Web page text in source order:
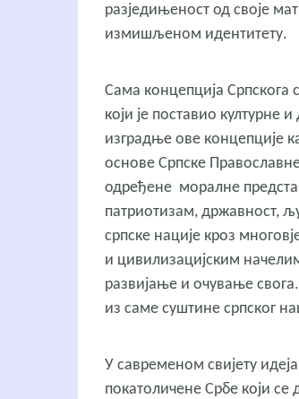
разједињеност од своје
измишљеном идентитету.
Сама концепција Српскога
који је поставио културне
изградње ове концепције
основе Српске
одређене моралне
патриотизам, државност,
српске нације кроз
и цивилизацијским
развијање и очување
из саме суштине српског
У савременом свијету
покатоличене Србе који се